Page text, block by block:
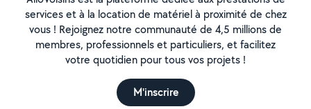
services et à la location de matériel à proximité de chez
vous ! Rejoignez notre communauté de 4,5 millions de
membres, professionnels et particuliers, et facilitez
votre quotidien pour tous vos projets !
M'inscrire